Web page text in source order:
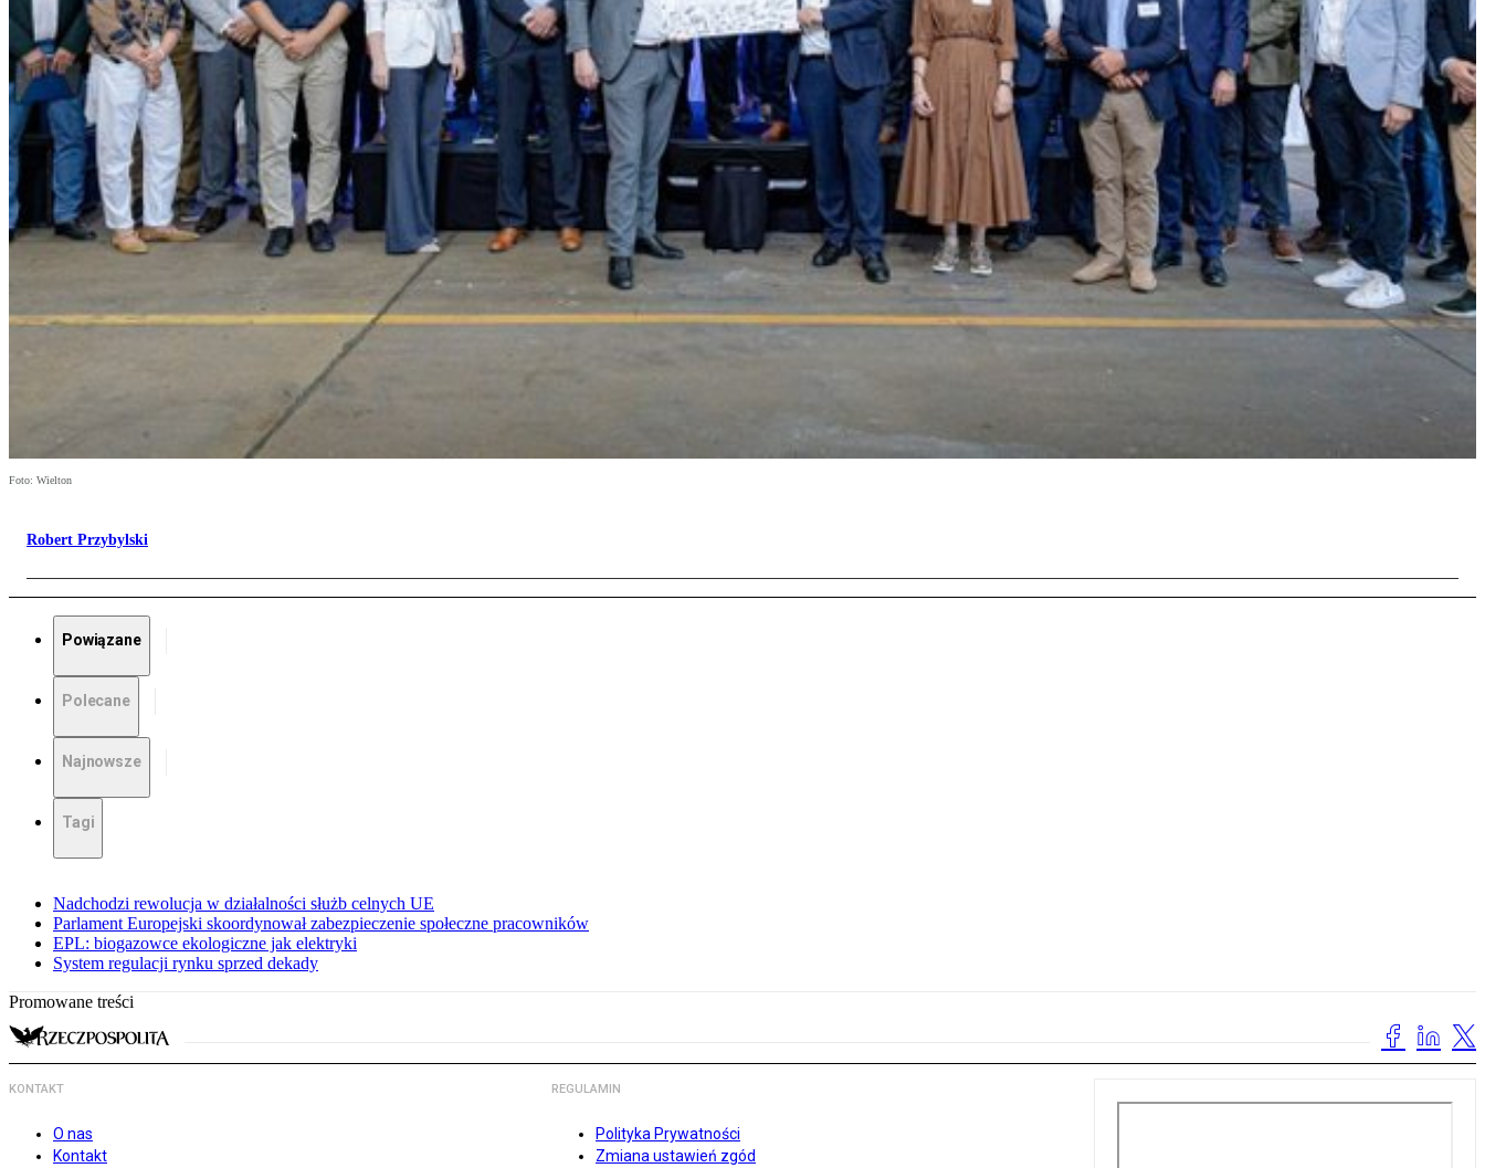
Foto: Wielton
Robert Przybylski
Powiązane
Polecane
Najnowsze
Tagi
Nadchodzi rewolucja w działalności służb celnych UE
Parlament Europejski skoordynował zabezpieczenie społeczne pracowników
EPL: biogazowce ekologiczne jak elektryki
System regulacji rynku sprzed dekady
Promowane treści
KONTAKT
O nas
Kontakt
REGULAMIN
Polityka Prywatności
Zmiana ustawień zgód